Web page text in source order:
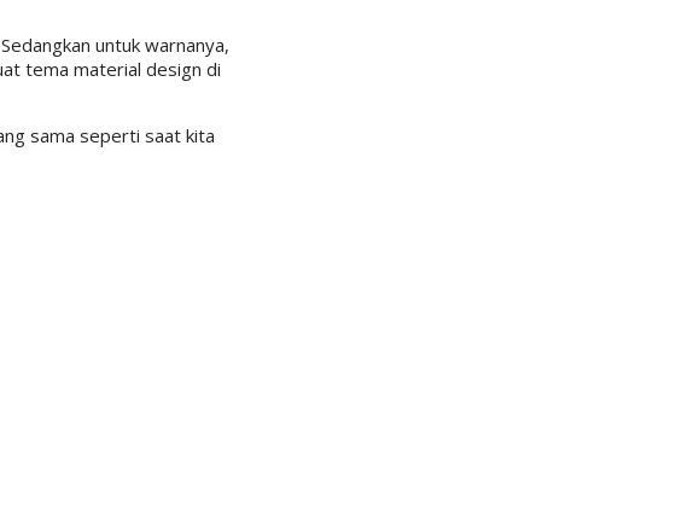
untuk warnanya,
tema material design di
sama seperti saat kita